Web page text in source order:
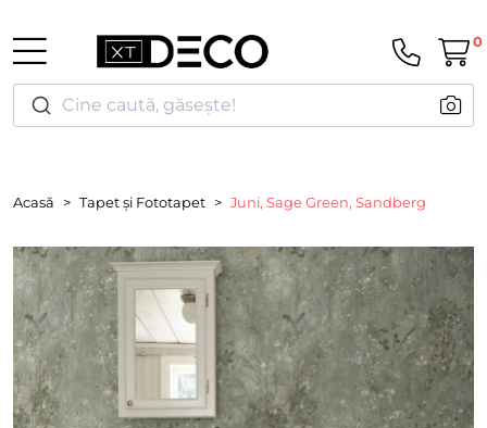
Cine caută, găsește!
0
Acasă Tapet și Fototapet Juni, Sage Green, Sandberg